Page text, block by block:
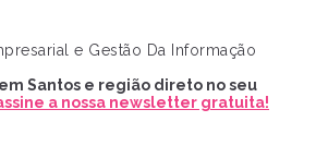
e Gestão Da Informação
Santos e região direto no seu
a nossa newsletter gratuita!